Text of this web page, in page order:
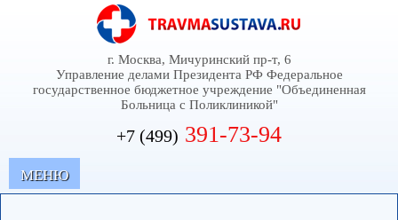
г. Москва, Мичуринский пр-т, 6
Управление делами Президента РФ Федеральное
государственное бюджетное учреждение "Объединенная
Больница с Поликлиникой"
+7 (499) 391-73-94
MЕНЮ